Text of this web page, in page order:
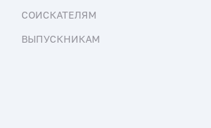
СОИСКАТЕЛЯМ
ВЫПУСКНИКАМ